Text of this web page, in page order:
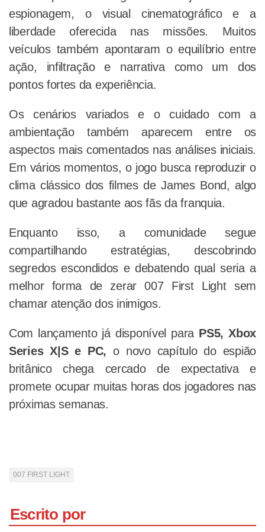
espionagem, o visual cinematográfico e a
liberdade oferecida nas missões. Muitos
veículos também apontaram o equilíbrio entre
ação, infiltração e narrativa como um dos
pontos fortes da experiência.
Os cenários variados e o cuidado com a
ambientação também aparecem entre os
aspectos mais comentados nas análises iniciais.
Em vários momentos, o jogo busca reproduzir o
clima clássico dos filmes de James Bond, algo
que agradou bastante aos fãs da franquia.
Enquanto isso, a comunidade segue
compartilhando estratégias, descobrindo
segredos escondidos e debatendo qual seria a
melhor forma de zerar 007 First Light sem
chamar atenção dos inimigos.
Com lançamento já disponível para PS5, Xbox
Series X|S e PC,o novo capítulo do espião
britânico chega cercado de expectativa e
promete ocupar muitas horas dos jogadores nas
próximas semanas.
007 FIRST LIGHT
Escrito por